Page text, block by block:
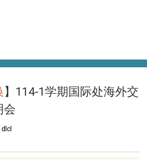
】114-1学期国际处海外交
会
dlcl